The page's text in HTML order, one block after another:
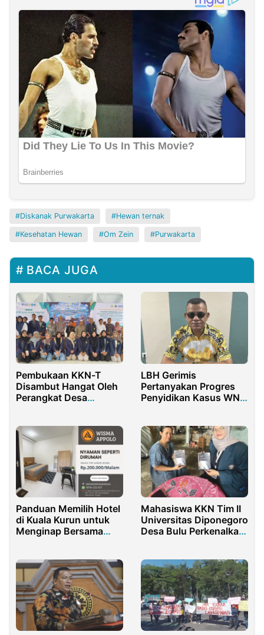
Diskanak Purwakarta Hewan ternak
Kesehatan Hewan Om Zein Purwakarta
BACA JUGA
Pembukaan KKN-T
Disambut Hangat Oleh
Perangkat Desa
LBH Gerimis
Pertanyakan Progres
Penyidikan Kasus WNA
Panduan Memilih Hotel
di Kuala Kurun untuk
Menginap Bersama
Mahasiswa KKN Tim II
Universitas Diponegoro
Desa Bulu Perkenalkan